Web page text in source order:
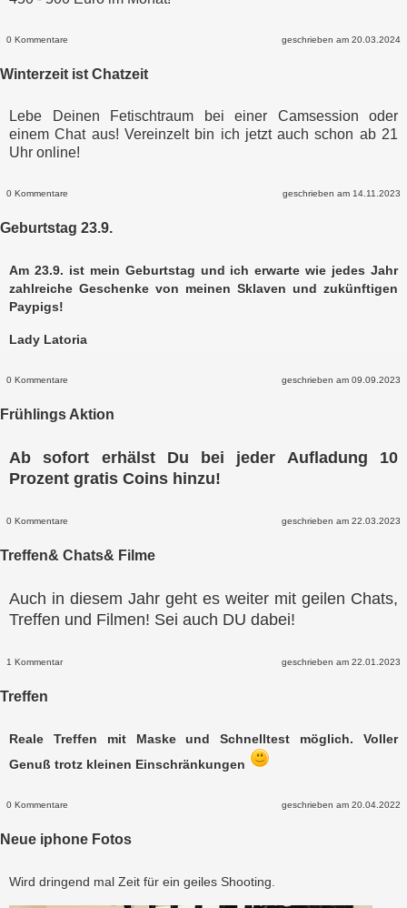
0 Kommentare geschrieben am 20.03.2024
Winterzeit ist Chatzeit
Lebe Deinen Fetischtraum bei einer Camsession oder
einem Chat aus! Vereinzelt bin ich jetzt auch schon ab 21
Uhr online!
0 Kommentare geschrieben am 14.11.2023
Geburtstag 23.9.
Am 23.9. ist mein Geburtstag und ich erwarte wie jedes Jahr
zahlreiche Geschenke von meinen Sklaven und zukünftigen
Paypigs!
Lady Latoria
0 Kommentare geschrieben am 09.09.2023
Frühlings Aktion
Ab sofort erhälst Du bei jeder Aufladung 10
Prozent gratis Coins hinzu!
0 Kommentare geschrieben am 22.03.2023
Treffen& Chats& Filme
Auch in diesem Jahr geht es weiter mit geilen Chats,
Treffen und Filmen! Sei auch DU dabei!
1 Kommentar geschrieben am 22.01.2023
Treffen
Reale Treffen mit Maske und Schnelltest möglich. Voller
Genuß trotz kleinen Einschränkungen
0 Kommentare geschrieben am 20.04.2022
Neue iphone Fotos
Wird dringend mal Zeit für ein geiles Shooting.